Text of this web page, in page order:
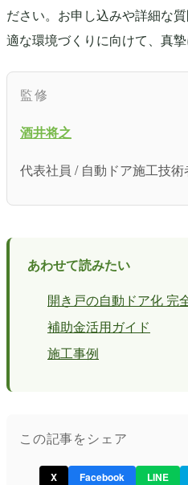
ださい。お申し込みや詳細な
適な環境づくりに向けて、真
監修
酒井将之
代表社員 / 自動ドア施工技
あわせて読みたい
開き戸の自動ドア化 完
補助金活用ガイド
施工事例
この記事をシェア
X Facebook LINE